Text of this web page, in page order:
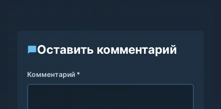
Оставить комментарий
Комментарий *